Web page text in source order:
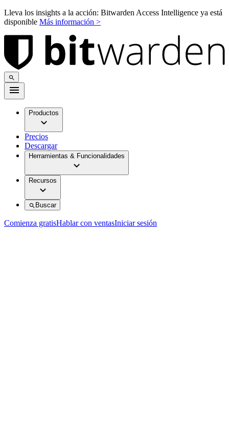
Lleva los insights a la acción: Bitwarden Access Intelligence ya está
disponible Más información >
Productos
Precios
Descargar
Herramientas & Funcionalidades
Recursos
Buscar
Comienza gratisHablar con ventasIniciar sesión